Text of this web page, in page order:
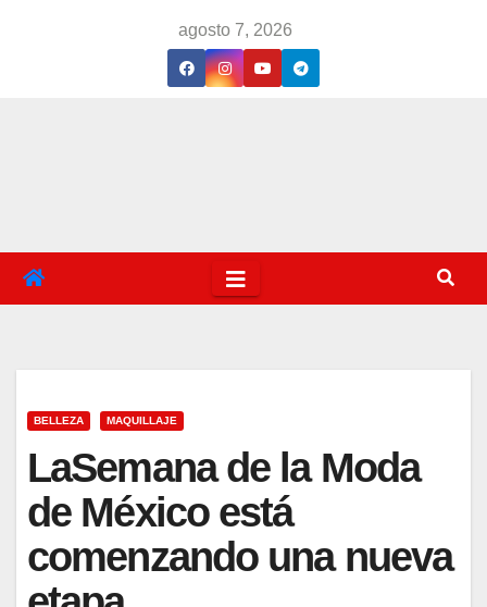
agosto 7, 2026
BELLEZA MAQUILLAJE
LaSemana de la Moda
de México está
comenzando una nueva